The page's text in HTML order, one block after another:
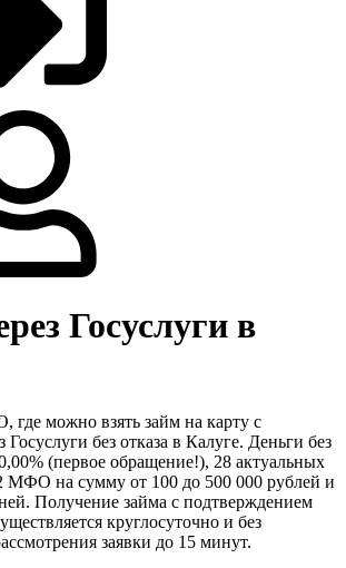
Госуслуги в
можно взять займ на карту с
Госуслуги без отказа в Калуге. Деньги без
(первое обращение!), 28 актуальных
МФО на сумму от 100 до 500 000 рублей и
Получение займа с подтверждением
круглосуточно и без
заявки до 15 минут.